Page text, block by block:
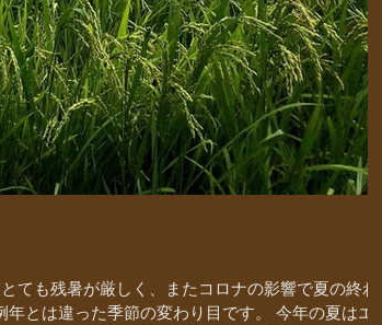
ても残暑が厳しく、またコロナの影響で夏の終わ
とは違った季節の変わり目です。 今年の夏はエリ